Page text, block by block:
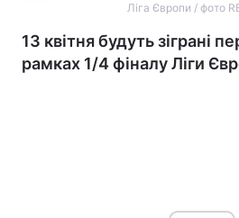
Ліга Європи / фото
13 квітня будуть зіграні
рамках 1/4 фіналу Ліги